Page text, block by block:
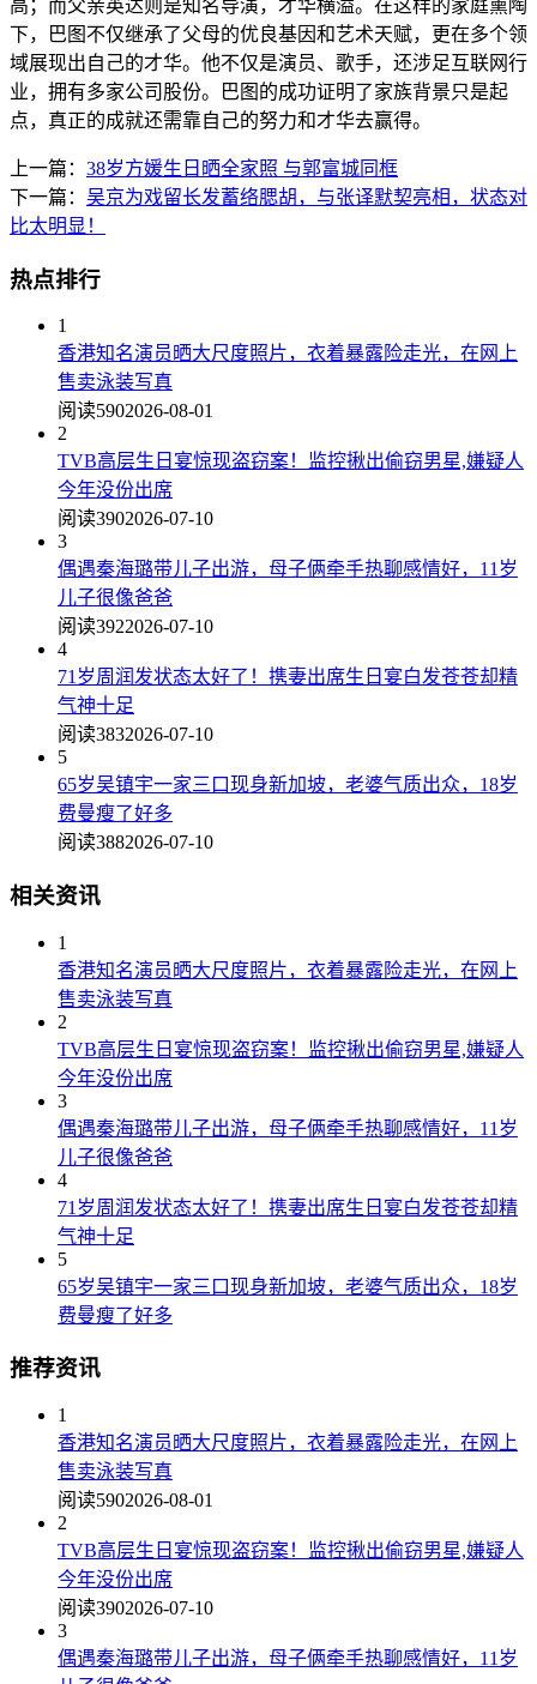
高；而父亲英达则是知名导演，才华横溢。在这样的家庭熏陶
下，巴图不仅继承了父母的优良基因和艺术天赋，更在多个领
域展现出自己的才华。他不仅是演员、歌手，还涉足互联网行
业，拥有多家公司股份。巴图的成功证明了家族背景只是起
点，真正的成就还需靠自己的努力和才华去赢得。
上一篇： 38岁方媛生日晒全家照 与郭富城同框
下一篇： 吴京为戏留长发蓄络腮胡，与张译默契亮相，状态对
比太明显！
热点排行
1
香港知名演员晒大尺度照片，衣着暴露险走光，在网上
售卖泳装写真
阅读5902026-08-01
2
TVB高层生日宴惊现盗窃案！监控揪出偷窃男星,嫌疑人
今年没份出席
阅读3902026-07-10
3
偶遇秦海璐带儿子出游，母子俩牵手热聊感情好，11岁
儿子很像爸爸
阅读3922026-07-10
4
71岁周润发状态太好了！携妻出席生日宴白发苍苍却精
气神十足
阅读3832026-07-10
5
65岁吴镇宇一家三口现身新加坡，老婆气质出众，18岁
费曼瘦了好多
阅读3882026-07-10
相关资讯
1
香港知名演员晒大尺度照片，衣着暴露险走光，在网上
售卖泳装写真
2
TVB高层生日宴惊现盗窃案！监控揪出偷窃男星,嫌疑人
今年没份出席
3
偶遇秦海璐带儿子出游，母子俩牵手热聊感情好，11岁
儿子很像爸爸
4
71岁周润发状态太好了！携妻出席生日宴白发苍苍却精
气神十足
5
65岁吴镇宇一家三口现身新加坡，老婆气质出众，18岁
费曼瘦了好多
推荐资讯
1
香港知名演员晒大尺度照片，衣着暴露险走光，在网上
售卖泳装写真
阅读5902026-08-01
2
TVB高层生日宴惊现盗窃案！监控揪出偷窃男星,嫌疑人
今年没份出席
阅读3902026-07-10
3
偶遇秦海璐带儿子出游，母子俩牵手热聊感情好，11岁